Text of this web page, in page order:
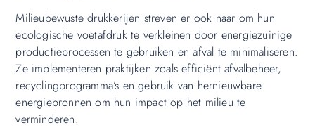
Milieubewuste drukkerijen streven er ook naar om hun
ecologische voetafdruk te verkleinen door energiezuinige
productieprocessen te gebruiken en afval te minimaliseren.
Ze implementeren praktijken zoals efficiënt afvalbeheer,
recyclingprogramma’s en gebruik van hernieuwbare
energiebronnen om hun impact op het milieu te
verminderen.